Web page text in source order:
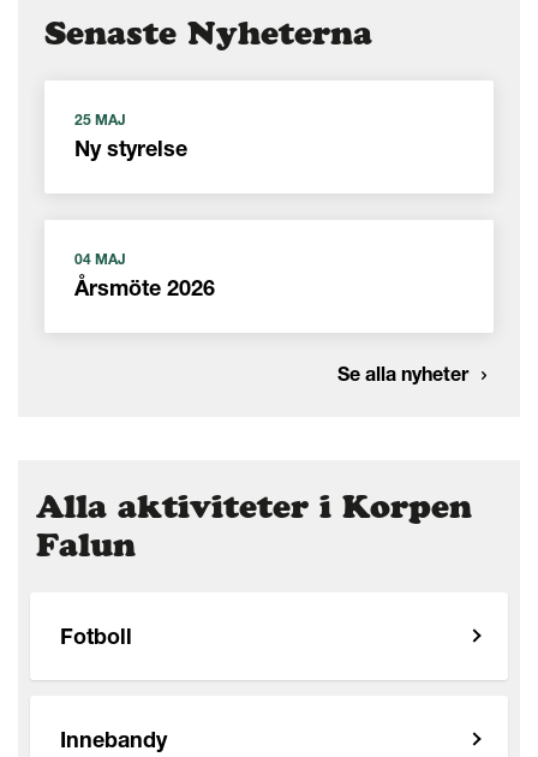
Senaste Nyheterna
25 MAJ
Ny styrelse
04 MAJ
Årsmöte 2026
Se alla nyheter
Alla aktiviteter i Korpen
Falun
Fotboll
Innebandy